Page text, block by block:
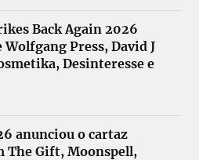
Back Again 2026
Press, David J
Desinteresse e
anunciou o cartaz
The Gift, Moonspell,